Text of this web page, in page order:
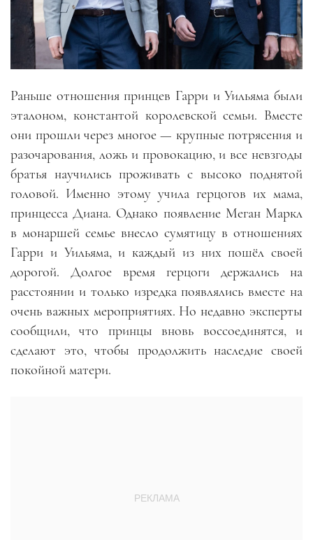
Раньше отношения принцев Гарри и Уильяма были
эталоном, константой королевской семьи. Вместе
они прошли через многое — крупные потрясения и
разочарования, ложь и провокацию, и все невзгоды
братья научились проживать с высоко поднятой
головой. Именно этому учила герцогов их мама,
принцесса Диана. Однако появление Меган Маркл
в монаршей семье внесло сумятицу в отношениях
Гарри и Уильяма, и каждый из них пошёл своей
дорогой. Долгое время герцоги держались на
расстоянии и только изредка появлялись вместе на
очень важных мероприятиях. Но недавно эксперты
сообщили, что принцы вновь воссоединятся, и
сделают это, чтобы продолжить наследие своей
покойной матери.